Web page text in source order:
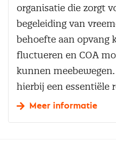
organisatie die zorgt
begeleiding van
behoefte aan opvang
fluctueren en COA
kunnen
hierbij een essentiële
Meer informatie